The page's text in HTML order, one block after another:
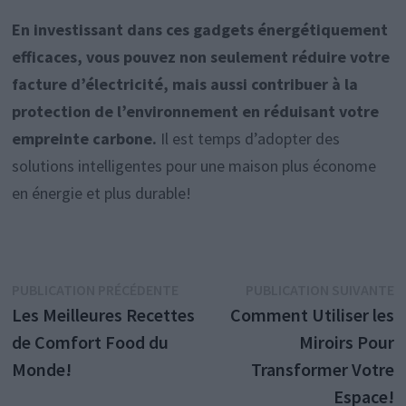
En investissant dans ces gadgets énergétiquement
efficaces, vous pouvez non seulement réduire votre
facture d’électricité, mais aussi contribuer à la
protection de l’environnement en réduisant votre
empreinte carbone. Il est temps d’adopter des
solutions intelligentes pour une maison plus économe
en énergie et plus durable!
de
l’article
précédente :
Les Meilleures Recettes
de Comfort Food du
Monde!
Comment Utiliser les
Miroirs Pour
Transformer Votre
Espace!